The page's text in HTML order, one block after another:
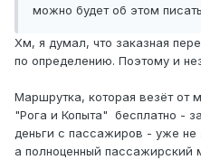
можно будет об этом
Хм, я думал, что заказная
по определению. Поэтому и
Маршрутка, которая везёт от
"Рога и Копыта" бесплатно -
деньги с пассажиров - уже не
а полноценный пассажирский